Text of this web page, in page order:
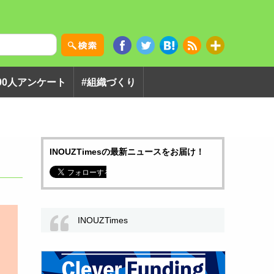
人アンケート #組織づくり
INOUZTimesの最新ニュースをお届け！
INOUZTimes